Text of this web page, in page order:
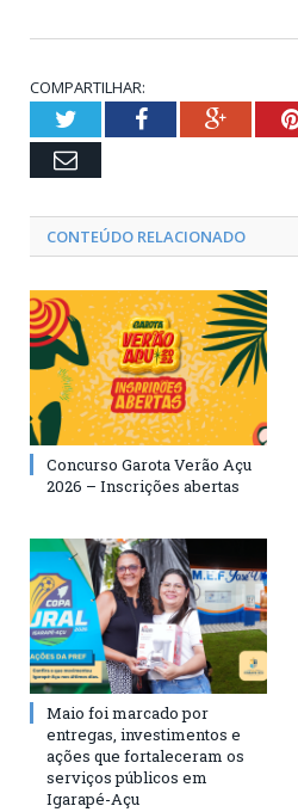
COMPARTILHAR:
TwitterFacebook
Email
CONTEÚDO RELACIONADO
Concurso Garota Verão Açu
2026 – Inscrições abertas
Maio foi marcado por
entregas, investimentos e
ações que fortaleceram os
serviços públicos em
Igarapé-Açu